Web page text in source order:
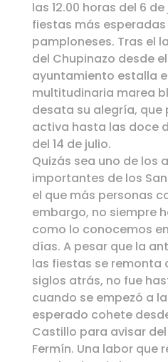
¡Gora San Fermín!”
las 12.00 horas del 6 de
fiestas más
pamploneses. Tras el
del Chupinazo desde
ayuntamiento estalla
multitudinaria marea
desata su alegría, que
activa hasta las doce
del 14 de julio.
Quizás sea uno de los
importantes de los
el que más personas
embargo, no siempre
como lo conocemos
días. A pesar que la
las fiestas se remonta
siglos atrás, no fue
cuando se empezó a
esperado cohete
Castillo para avisar